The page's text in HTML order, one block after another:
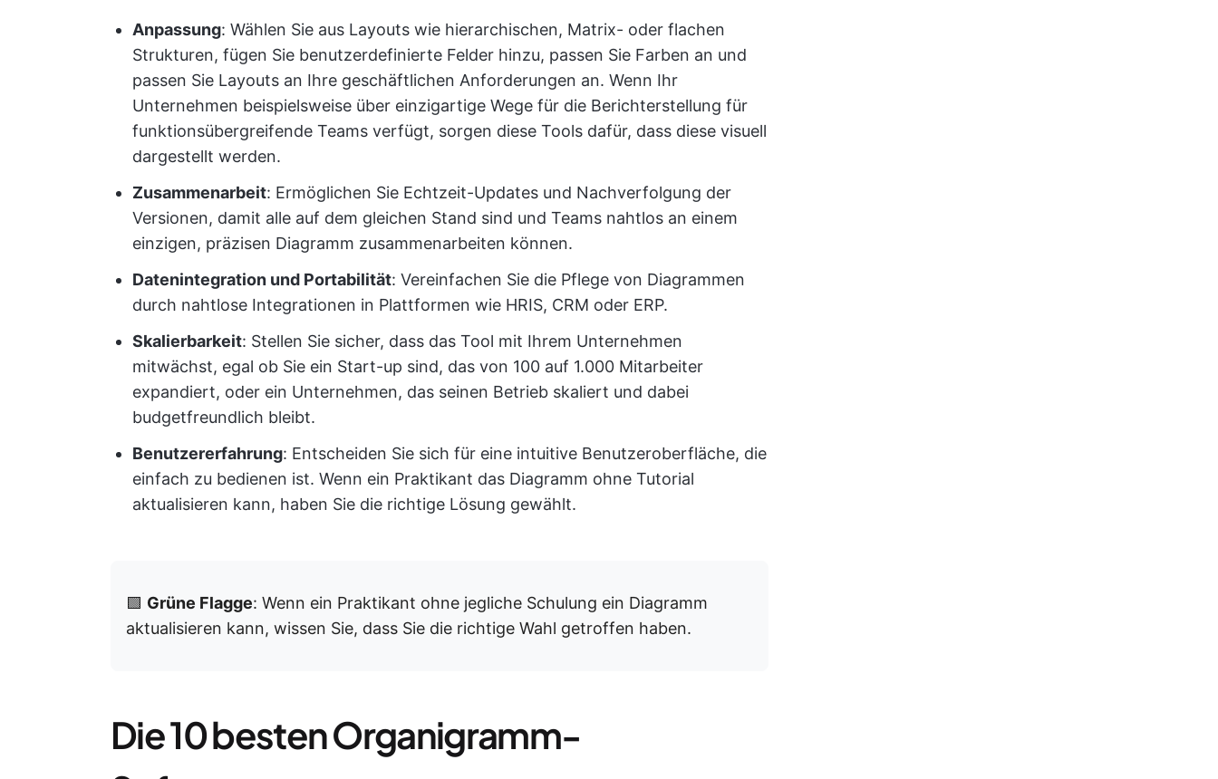
Anpassung: Wählen Sie aus Layouts wie hierarchischen, Matrix- oder flachen
Strukturen, fügen Sie benutzerdefinierte Felder hinzu, passen Sie Farben an und
passen Sie Layouts an Ihre geschäftlichen Anforderungen an. Wenn Ihr
Unternehmen beispielsweise über einzigartige Wege für die Berichterstellung für
funktionsübergreifende Teams verfügt, sorgen diese Tools dafür, dass diese visuell
dargestellt werden.
Zusammenarbeit: Ermöglichen Sie Echtzeit-Updates und Nachverfolgung der
Versionen, damit alle auf dem gleichen Stand sind und Teams nahtlos an einem
einzigen, präzisen Diagramm zusammenarbeiten können.
Datenintegration und Portabilität: Vereinfachen Sie die Pflege von Diagrammen
durch nahtlose Integrationen in Plattformen wie HRIS, CRM oder ERP.
Skalierbarkeit: Stellen Sie sicher, dass das Tool mit Ihrem Unternehmen
mitwächst, egal ob Sie ein Start-up sind, das von 100 auf 1.000 Mitarbeiter
expandiert, oder ein Unternehmen, das seinen Betrieb skaliert und dabei
budgetfreundlich bleibt.
Benutzererfahrung: Entscheiden Sie sich für eine intuitive Benutzeroberfläche, die
einfach zu bedienen ist. Wenn ein Praktikant das Diagramm ohne Tutorial
aktualisieren kann, haben Sie die richtige Lösung gewählt.
🟩 Grüne Flagge: Wenn ein Praktikant ohne jegliche Schulung ein Diagramm
aktualisieren kann, wissen Sie, dass Sie die richtige Wahl getroffen haben.
Die 10 besten Organigramm-